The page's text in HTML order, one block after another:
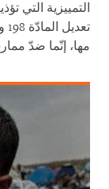
التمييزية التي
مها، إنّما ضدّ